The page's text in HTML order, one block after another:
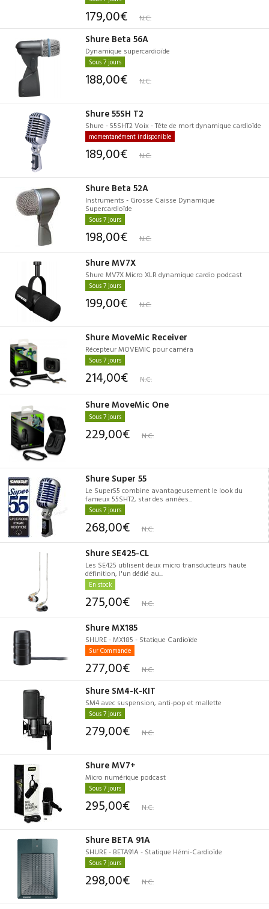
179,00€ N.C.
Shure Beta 56A
Dynamique supercardioïde
Sous 7 jours
188,00€ N.C.
Shure 55SH T2
Shure - 55SHT2 Voix - Tête de mort dynamique cardioïde
momentanément indisponible
189,00€ N.C.
Shure Beta 52A
Instruments - Grosse Caisse Dynamique
Supercardioïde
Sous 7 jours
198,00€ N.C.
Shure MV7X
Shure MV7X Micro XLR dynamique cardio podcast
Sous 7 jours
199,00€ N.C.
Shure MoveMic Receiver
Récepteur MOVEMIC pour caméra
Sous 7 jours
214,00€ N.C.
Shure MoveMic One
Sous 7 jours
229,00€ N.C.
Shure Super 55
Le Super55 combine avantageusement le look du
fameux 55SHT2, star des années...
Sous 7 jours
268,00€ N.C.
Shure SE425-CL
Les SE425 utilisent deux micro transducteurs haute
définition, l'un dédié au...
En stock
275,00€ N.C.
Shure MX185
SHURE - MX185 - Statique Cardioïde
Sur Commande
277,00€ N.C.
Shure SM4-K-KIT
SM4 avec suspension, anti-pop et mallette
Sous 7 jours
279,00€ N.C.
Shure MV7+
Micro numérique podcast
Sous 7 jours
295,00€ N.C.
Shure BETA 91A
SHURE - BETA91A - Statique Hémi-Cardioïde
Sous 7 jours
298,00€ N.C.